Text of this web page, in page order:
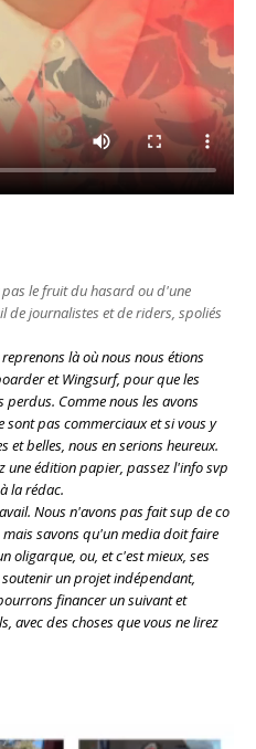
pas le fruit du hasard ou d'une
journalistes et de riders, spoliés
là où nous nous étions
et Wingsurf, pour que les
Comme nous les avons
sont pas commerciaux et si vous y
et belles, nous en serions heureux.
une édition papier, passez l'info svp
la rédac.
Nous n'avons pas fait sup de co
savons qu'un media doit faire
oligarque, ou, et c'est mieux, ses
un projet indépendant,
financer un suivant et
avec des choses que vous ne lirez